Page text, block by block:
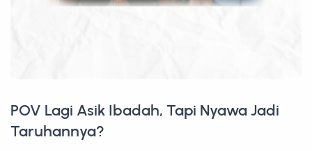
POV Lagi Asik Ibadah, Tapi Nyawa Jadi
Taruhannya?